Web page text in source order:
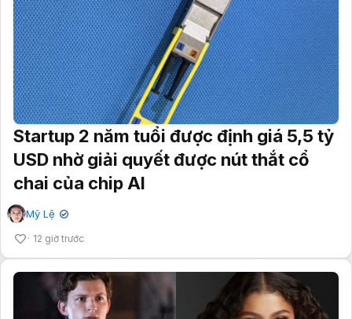
Startup 2 năm tuổi được định giá 5,5 tỷ
USD nhờ giải quyết được nút thắt cổ
chai của chip AI
Mỹ Lệ ✔
12 giờ trước